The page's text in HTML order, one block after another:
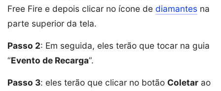
Free Fire e depois clicar no ícone de diamantes na
parte superior da tela.
Passo 2: Em seguida, eles terão que tocar na guia
“Evento de Recarga”.
Passo 3: eles terão que clicar no botão Coletar ao